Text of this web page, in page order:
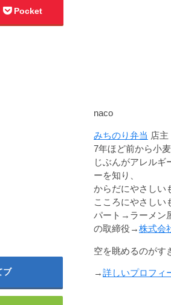
Pocket
ブ
naco
みちのり弁当 店主
7年ほど前から小
じぶんがアレルギ
ーを知り、
からだにやさしい
こころにやさしい
パート→ラーメン
の取締役→株式会
空を眺めるのがす
→詳しいプロフィ